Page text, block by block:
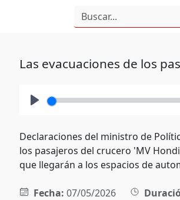
Las evacuaciones de los
Declaraciones del ministro de
los pasajeros del crucero 'MV
que llegarán a los espacios de
Fecha: 07/05/2026